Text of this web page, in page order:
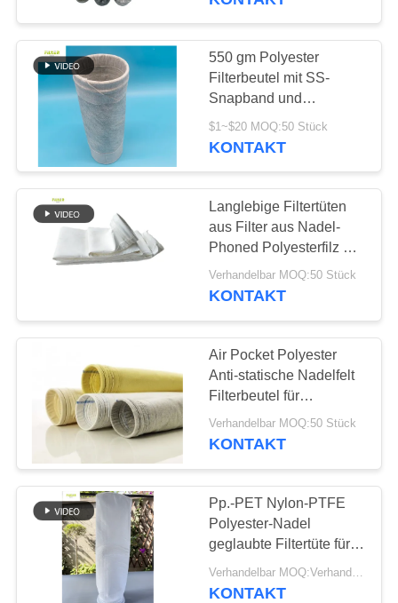
SIE EIN
ZITAT
SITEMAP
DATENSCHUTZRICHTLINIE
550 gm Polyester
Filterbeutel mit SS-
Snapband und
Ölsicherung
$1~$20 MOQ:50 Stück
KONTAKT
Langlebige Filtertüten
aus Filter aus Nadel-
Phoned Polyesterfilz mit
verstärktem Boden für
industrielle
Verhandelbar MOQ:50 Stück
KONTAKT
Air Pocket Polyester
Anti-statische Nadelfelt
Filterbeutel für
Stahlwerke
Verhandelbar MOQ:50 Stück
KONTAKT
Pp.-PET Nylon-PTFE
Polyester-Nadel
geglaubte Filtertüte für
flüssige Filtration
KONTAKT